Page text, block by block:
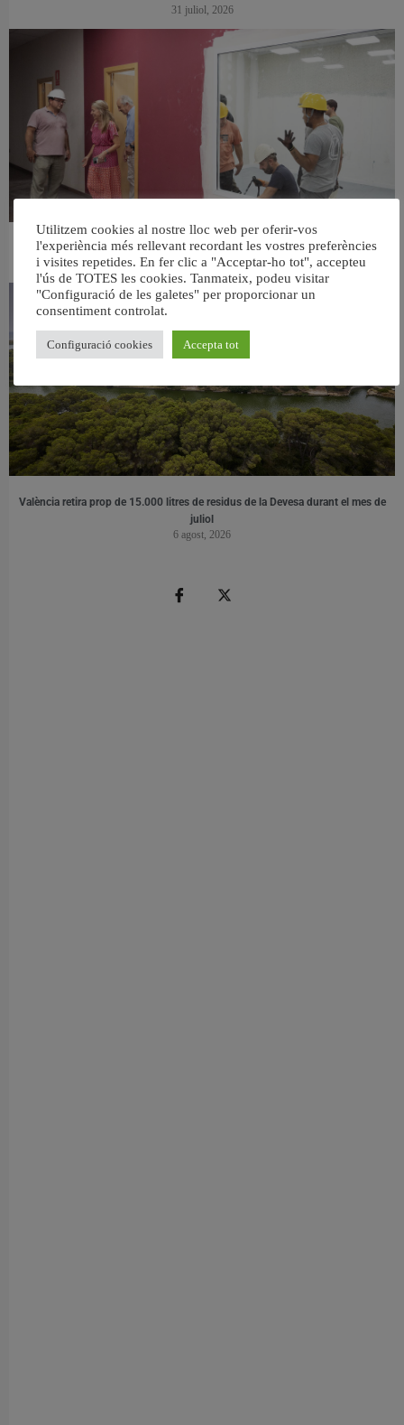
31 juliol, 2026
València ultima el nou centre per a persones majors del barri de Sant Antoni
6 agost, 2026
València retira prop de 15.000 litres de residus de la Devesa durant el mes de
juliol
6 agost, 2026
Utilitzem cookies al nostre lloc web per oferir-vos
l'experiència més rellevant recordant les vostres preferències
i visites repetides. En fer clic a "Acceptar-ho tot", accepteu
l'ús de TOTES les cookies. Tanmateix, podeu visitar
"Configuració de les galetes" per proporcionar un
consentiment controlat.
Configuració cookies Accepta tot